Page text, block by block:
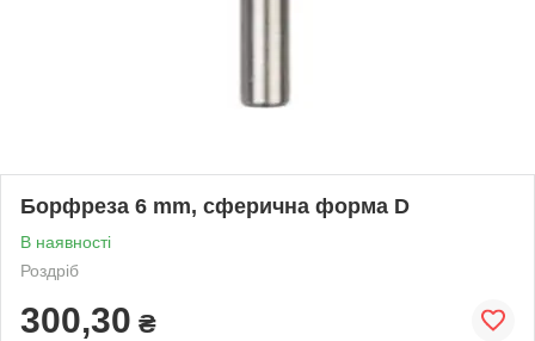
Борфреза 6 mm, сферична форма D
В наявності
Роздріб
300,30 ₴